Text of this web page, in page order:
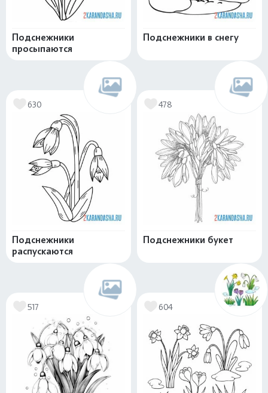
Подснежники
просыпаются
Подснежники в снегу
630
Подснежники
распускаются
478
Подснежники букет
517 604